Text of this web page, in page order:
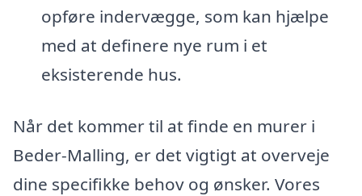
opføre indervægge, som kan hjælpe
med at definere nye rum i et
eksisterende hus.
Når det kommer til at finde en murer i
Beder-Malling, er det vigtigt at overveje
dine specifikke behov og ønsker. Vores